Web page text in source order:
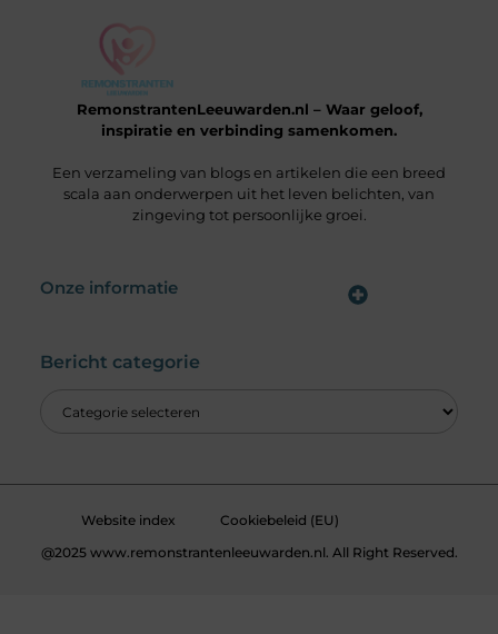
RemonstrantenLeeuwarden.nl – Waar geloof,
inspiratie en verbinding samenkomen.
Een verzameling van blogs en artikelen die een breed
scala aan onderwerpen uit het leven belichten, van
zingeving tot persoonlijke groei.
Onze informatie
Bericht categorie
Website index
Cookiebeleid (EU)
@2025 www.remonstrantenleeuwarden.nl. All Right Reserved.